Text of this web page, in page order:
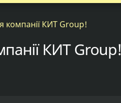
компанії КИТ Group!
КИТ Group!